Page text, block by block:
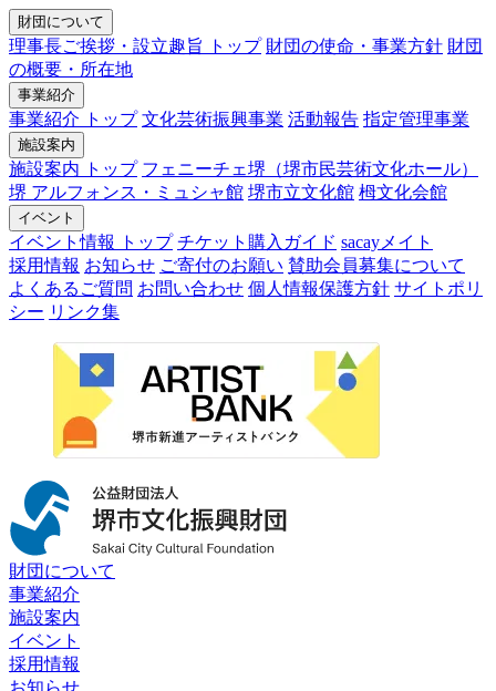
財団について
理事長ご挨拶・設立趣旨 トップ 財団の使命・事業方針 財団
の概要・所在地
事業紹介
事業紹介 トップ 文化芸術振興事業 活動報告 指定管理事業
施設案内
施設案内 トップ フェニーチェ堺（堺市民芸術文化ホール）
堺 アルフォンス・ミュシャ館 堺市立文化館 栂文化会館
イベント
イベント情報 トップ チケット購入ガイド sacayメイト
採用情報 お知らせ ご寄付のお願い 賛助会員募集について
よくあるご質問 お問い合わせ 個人情報保護方針 サイトポリ
シー リンク集
財団について
事業紹介
施設案内
イベント
採用情報
お知らせ